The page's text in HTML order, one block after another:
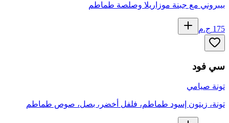
بيبروني مع جبنة موزاريلا وصلصة طماطم
175 ج.م
سي فود
تونة صيامي
تونة، زيتون إسود طماطم، فلفل أخضر، بصل، صوص طماطم